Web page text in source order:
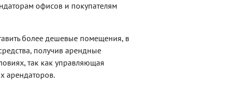
офисов и покупателям
более дешевые помещения, в
получив арендные
так как управляющая
арендаторов.